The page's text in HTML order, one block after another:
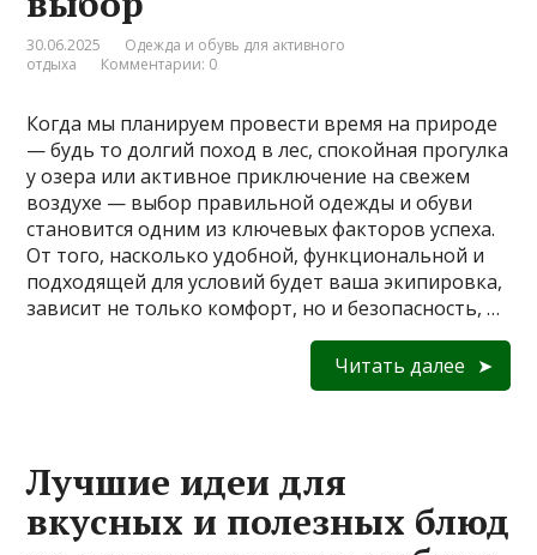
30.06.2025
Одежда и обувь для активного
отдыха
Комментарии: 0
Когда мы планируем провести время на природе
— будь то долгий поход в лес, спокойная прогулка
у озера или активное приключение на свежем
воздухе — выбор правильной одежды и обуви
становится одним из ключевых факторов успеха.
От того, насколько удобной, функциональной и
подходящей для условий будет ваша экипировка,
зависит не только комфорт, но и безопасность, …
Читать далее
Лучшие идеи для
вкусных и полезных блюд